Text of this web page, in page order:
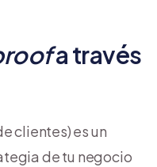
a través
clientes) es un
de tu negocio